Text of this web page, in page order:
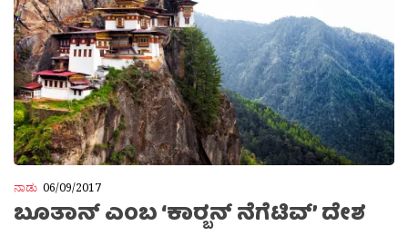
ನಾಡು 06/09/2017
ಬೂತಾನ್ ಎಂಬ ‘ಕಾರ‍್ಬನ್ ನೆಗೆಟಿವ್’ ದೇಶ